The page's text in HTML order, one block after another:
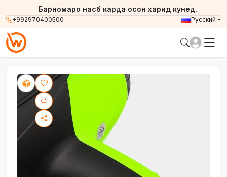
+992970400500
Барномаро насб карда осон харид кунед.
Русский